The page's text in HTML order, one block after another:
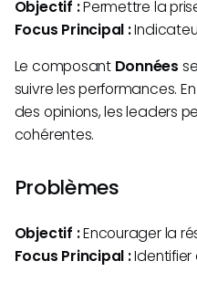
Objectif :Permettre la
Focus Principal :
Le composant Données
suivre les performances.
des opinions, les leaders
cohérentes.
Problèmes
Objectif :Encourager la
Focus Principal :Identifier